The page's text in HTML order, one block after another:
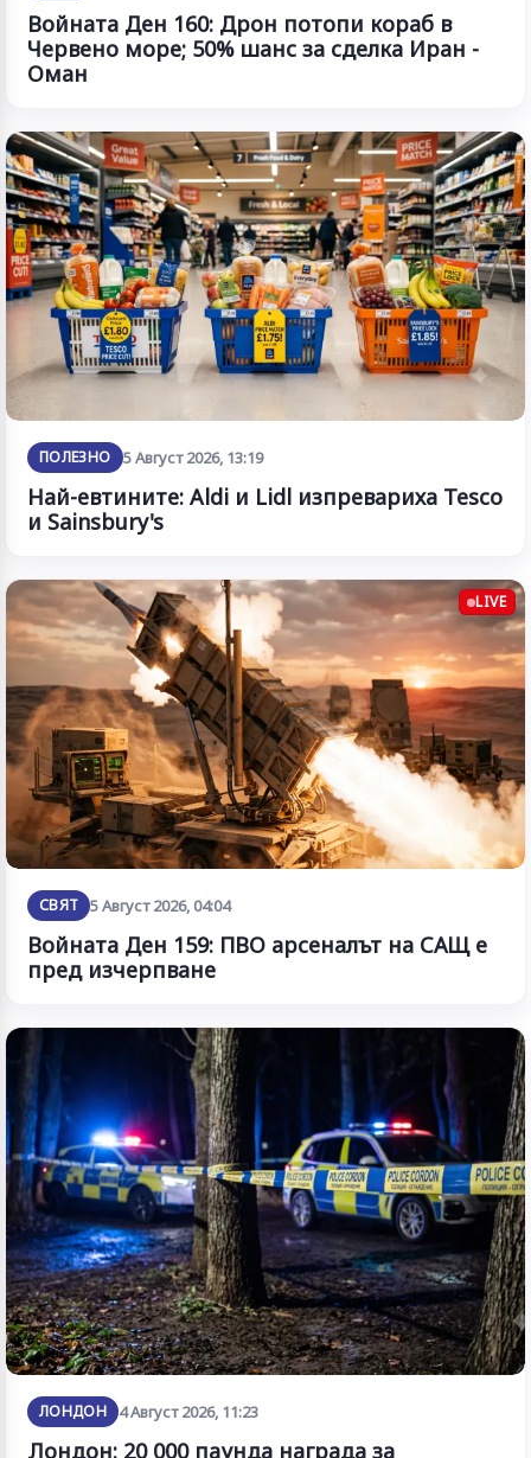
Войната Ден 160: Дрон потопи кораб в
Червено море; 50% шанс за сделка Иран -
Оман
ПОЛЕЗНО 5 Август 2026, 13:19
Най-евтините: Aldi и Lidl изпревариха Tesco
и Sainsbury's
LIVE
СВЯТ 5 Август 2026, 04:04
Войната Ден 159: ПВО арсеналът на САЩ е
пред изчерпване
ЛОНДОН 4 Август 2026, 11:23
Лондон: 20 000 паунда награда за